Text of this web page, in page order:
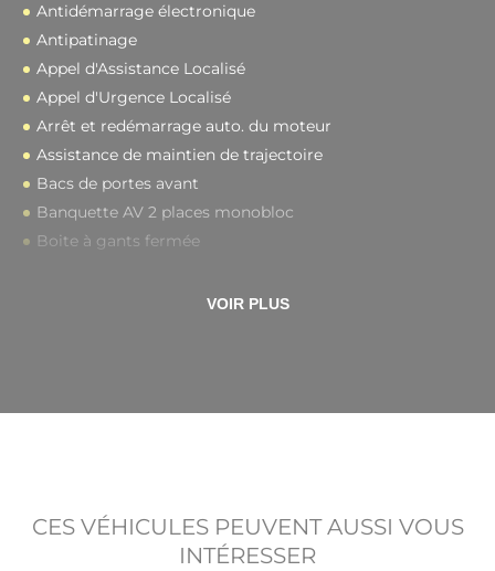
Antidémarrage électronique
Antipatinage
Appel d'Assistance Localisé
Appel d'Urgence Localisé
Arrêt et redémarrage auto. du moteur
Assistance de maintien de trajectoire
Bacs de portes avant
Banquette AV 2 places monobloc
Boite à gants fermée
VOIR PLUS
CES VÉHICULES PEUVENT AUSSI VOUS
INTÉRESSER